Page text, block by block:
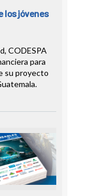
los jóvenes
CODESPA
para
su proyecto